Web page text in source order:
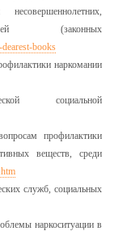
(законных
books
наркомании
социальной
профилактики
веществ, среди
служб, социальных
наркоситуации в